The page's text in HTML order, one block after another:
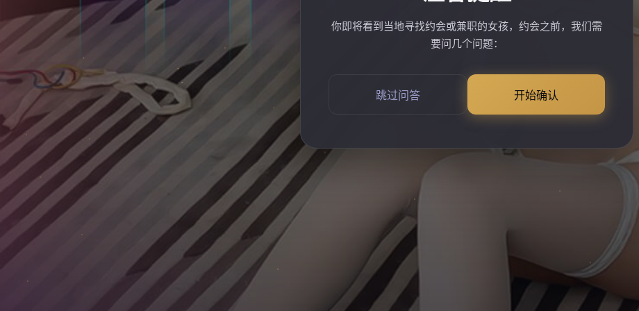
你即将看到当地寻找约会或兼职的女孩，约会之前，我们需
要问几个问题：
跳过问答 开始确认